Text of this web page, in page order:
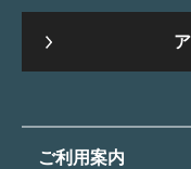
ご利用案内